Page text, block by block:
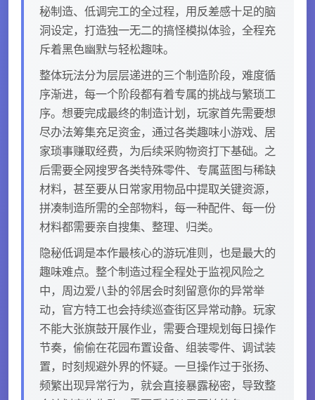
秘制造、低调完工的全过程，用反差感十足的脑
洞设定，打造独一无二的搞怪模拟体验，全程充
斥着黑色幽默与轻松趣味。
整体玩法分为层层递进的三个制造阶段，难度循
序渐进，每一个阶段都有着专属的挑战与繁琐工
序。想要完成最终的制造计划，玩家首先需要想
尽办法筹集充足资金，通过各类趣味小游戏、居
家琐事赚取经费，为后续采购物资打下基础。之
后需要全网搜罗各类特殊零件、专属蓝图与稀缺
材料，甚至要从日常家用物品中提取关键资源，
拼凑制造所需的全部物料，每一种配件、每一份
材料都需要亲自搜集、整理、归类。
隐秘低调是本作最核心的游玩准则，也是最大的
趣味难点。整个制造过程全程处于监视风险之
中，周边爱八卦的邻居会时刻留意你的异常举
动，官方特工也会持续巡查街区异常动静。玩家
不能大张旗鼓开展作业，需要合理规划每日操作
节奏，偷偷在花园布置设备、组装零件、调试装
置，时刻规避外界的怀疑。一旦操作过于张扬、
频繁出现异常行为，就会直接暴露秘密，导致整